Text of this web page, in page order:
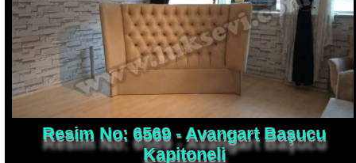
Resim No: 6569 - Avangart Başucu
Kapitoneli